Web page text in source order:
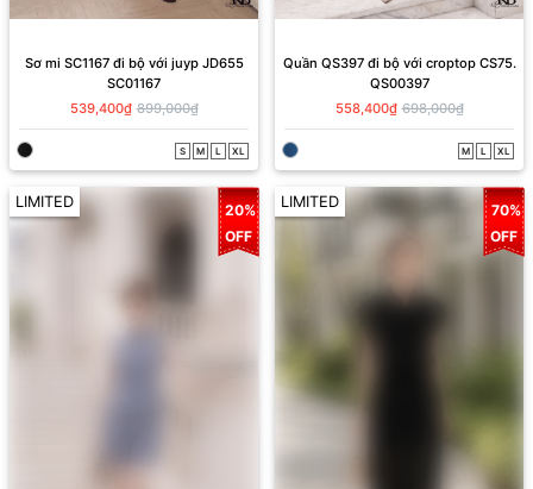
Sơ mi SC1167 đi bộ với juyp JD655
SC01167
539,400₫ 899,000₫
S M L XL
Quần QS397 đi bộ với croptop CS75.
QS00397
558,400₫ 698,000₫
M L XL
LIMITED
20%
OFF
LIMITED
70%
OFF